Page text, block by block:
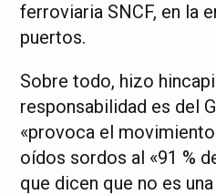
ferroviaria SNCF, en la
puertos.
Sobre todo, hizo
responsabilidad es del
«provoca el
oídos sordos al «91 %
que dicen que no es